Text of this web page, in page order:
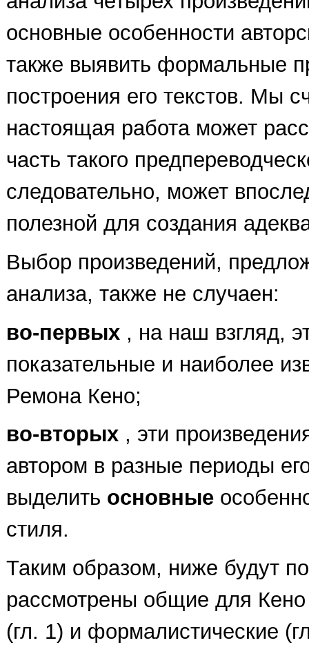
основные особенности
также выявить формальные
построения его текстов. Мы
настоящая работа может
часть такого
следовательно, может
полезной для создания
Выбор произведений,
анализа, также не случаен:
во-первых , на наш взгляд,
показательные и наиболее
Ремона Кено;
во-вторых , эти
автором в разные периоды
выделить основные
стиля.
Таким образом, ниже будут
рассмотрены общие для Кено
(гл. 1) и формалистические